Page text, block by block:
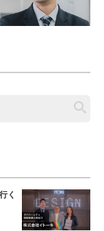
く